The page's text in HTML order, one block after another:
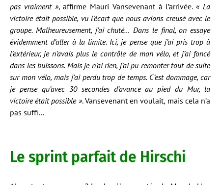
pas vraiment », affirme Mauri Vansevenant à l’arrivée.« La
victoire était possible, vu l’écart que nous avions creusé avec le
groupe. Malheureusement, j’ai chuté… Dans le final, on essaye
évidemment d’aller à la limite. Ici, je pense que j’ai pris trop à
l’extérieur, je n’avais plus le contrôle de mon vélo, et j’ai foncé
dans les buissons. Mais je n’ai rien, j’ai pu remonter tout de suite
sur mon vélo, mais j’ai perdu trop de temps. C’est dommage, car
je pense qu’avec 30 secondes d’avance au pied du Mur, la
victoire était possible ». Vansevenant en voulait, mais cela n’a
pas suffi…
Le sprint parfait de Hirschi